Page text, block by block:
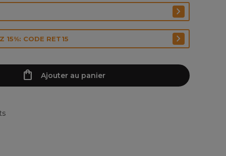
15%: CODE RET15
Ajouter au panier